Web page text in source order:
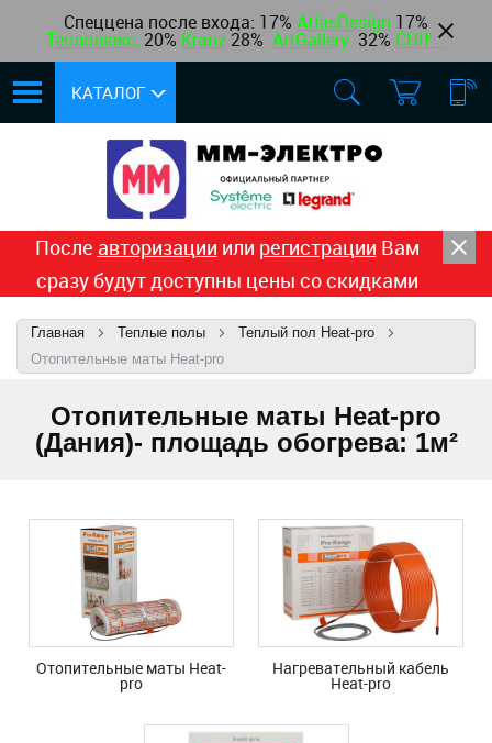
Спеццена после входа: 17% AtlasDesign 17%
Теплолюкс, 20% Kranz 28% ArtGallery 32% CHINT
КАТАЛОГ
После авторизации или регистрации Вам
сразу будут доступны цены со скидками
Главная Теплые полы
Теплый пол Heat-pro
Отопительные маты Heat-pro
Отопительные маты Heat-pro
(Дания)- площадь обогрева: 1м²
Отопительные маты Heat-
pro
Нагревательный кабель
Heat-pro